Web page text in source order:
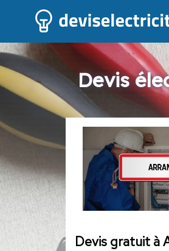
Devis
Devis gratuit à